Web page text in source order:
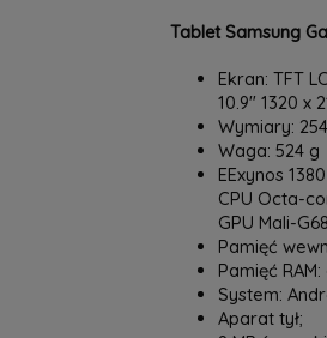
Tablet Samsung
Ekran: TFT
10.9" 1320 x
Wymiary:
Waga: 524 g
EExynos
CPU Octa-
GPU Mali-
Pamięć
Pamięć RAM:
System:
Aparat tył;